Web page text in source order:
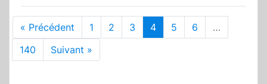
« Précédent 1 2 3 4 5 6
…
140
Suivant »